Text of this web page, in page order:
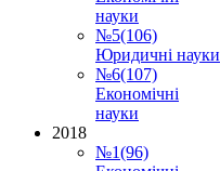
науки
№5(106)
Юридичні науки
№6(107)
Економічні
науки
2018
№1(96)